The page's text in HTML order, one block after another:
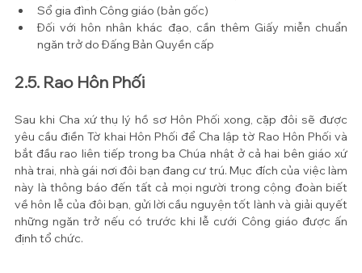
Sổ gia đình Công giáo (bản gốc)
Đối với hôn nhân khác đạo, cần thêm Giấy miễn chuẩn
ngăn trở do Đấng Bản Quyền cấp
2.5. Rao Hôn Phối
Sau khi Cha xứ thụ lý hồ sơ Hôn Phối xong, cặp đôi sẽ được
yêu cầu điền Tờ khai Hôn Phối để Cha lập tờ Rao Hôn Phối và
bắt đầu rao liên tiếp trong ba Chúa nhật ở cả hai bên giáo xứ
nhà trai, nhà gái nơi đôi bạn đang cư trú. Mục đích của việc làm
này là thông báo đến tất cả mọi người trong cộng đoàn biết
về hôn lễ của đôi bạn, gửi lời cầu nguyện tốt lành và giải quyết
những ngăn trở nếu có trước khi lễ cưới Công giáo được ấn
định tổ chức.